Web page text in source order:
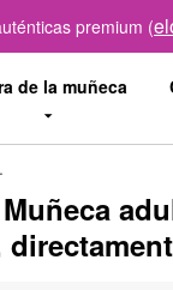
premium (
de la muñeca